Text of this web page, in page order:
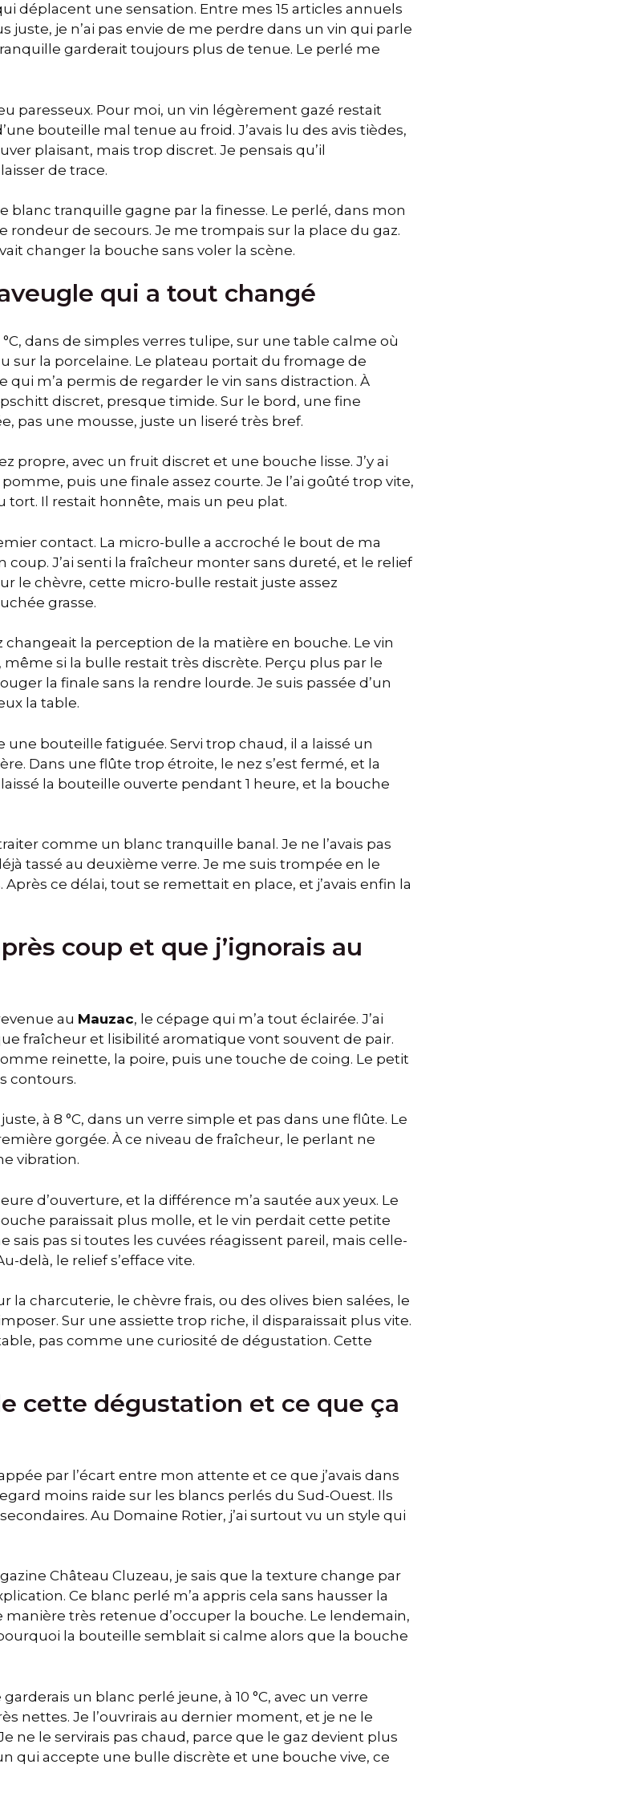
déplacent une sensation. Entre mes 15 articles annuels
juste, je n’ai pas envie de me perdre dans un vin qui parle
garderait toujours plus de tenue. Le perlé me
paresseux. Pour moi, un vin légèrement gazé restait
bouteille mal tenue au froid. J’avais lu des avis tièdes,
plaisant, mais trop discret. Je pensais qu’il
de trace.
blanc tranquille gagne par la finesse. Le perlé, dans mon
de secours. Je me trompais sur la place du gaz.
changer la bouche sans voler la scène.
qui a tout changé
dans de simples verres tulipe, sur une table calme où
sur la porcelaine. Le plateau portait du fromage de
qui m’a permis de regarder le vin sans distraction. À
discret, presque timide. Sur le bord, une fine
pas une mousse, juste un liseré très bref.
propre, avec un fruit discret et une bouche lisse. J’y ai
puis une finale assez courte. Je l’ai goûté trop vite,
tort. Il restait honnête, mais un peu plat.
contact. La micro-bulle a accroché le bout de ma
coup. J’ai senti la fraîcheur monter sans dureté, et le relief
le chèvre, cette micro-bulle restait juste assez
grasse.
changeait la perception de la matière en bouche. Le vin
si la bulle restait très discrète. Perçu plus par le
la finale sans la rendre lourde. Je suis passée d’un
la table.
bouteille fatiguée. Servi trop chaud, il a laissé un
Dans une flûte trop étroite, le nez s’est fermé, et la
la bouteille ouverte pendant 1 heure, et la bouche
comme un blanc tranquille banal. Je ne l’avais pas
tassé au deuxième verre. Je me suis trompée en le
ce délai, tout se remettait en place, et j’avais enfin la
coup et que j’ignorais au
au Mauzac, le cépage qui m’a tout éclairée. J’ai
fraîcheur et lisibilité aromatique vont souvent de pair.
reinette, la poire, puis une touche de coing. Le petit
contours.
à 8 °C, dans un verre simple et pas dans une flûte. Le
gorgée. À ce niveau de fraîcheur, le perlant ne
vibration.
d’ouverture, et la différence m’a sautée aux yeux. Le
paraissait plus molle, et le vin perdait cette petite
sais pas si toutes les cuvées réagissent pareil, mais celle-
delà, le relief s’efface vite.
la charcuterie, le chèvre frais, ou des olives bien salées, le
Sur une assiette trop riche, il disparaissait plus vite.
pas comme une curiosité de dégustation. Cette
cette dégustation et ce que ça
par l’écart entre mon attente et ce que j’avais dans
moins raide sur les blancs perlés du Sud-Ouest. Ils
Au Domaine Rotier, j’ai surtout vu un style qui
Château Cluzeau, je sais que la texture change par
Ce blanc perlé m’a appris cela sans hausser la
manière très retenue d’occuper la bouche. Le lendemain,
la bouteille semblait si calme alors que la bouche
un blanc perlé jeune, à 10 °C, avec un verre
nettes. Je l’ouvrirais au dernier moment, et je ne le
ne le servirais pas chaud, parce que le gaz devient plus
qui accepte une bulle discrète et une bouche vive, ce